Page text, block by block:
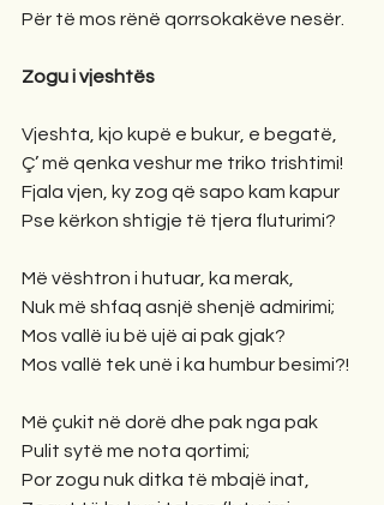
Për të mos rënë qorrsokakëve nesër.
Zogu i vjeshtës
Vjeshta, kjo kupë e bukur, e begatë,
Ç’ më qenka veshur me triko trishtimi!
Fjala vjen, ky zog që sapo kam kapur
Pse kërkon shtigje të tjera fluturimi?
Më vështron i hutuar, ka merak,
Nuk më shfaq asnjë shenjë admirimi;
Mos vallë iu bë ujë ai pak gjak?
Mos vallë tek unë i ka humbur besimi?!
Më çukit në dorë dhe pak nga pak
Pulit sytë me nota qortimi;
Por zogu nuk ditka të mbajë inat,